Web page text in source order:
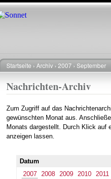
Direkt
zum
Pfadnavigation
Startseite Archiv 2007 September
Nachrichten-Archiv
Zum Zugriff auf das
gewünschten Monat aus.
Monats dargestellt. Durch Klick auf
anzeigen lassen.
Datum
2007
2008 2009 2010
2011